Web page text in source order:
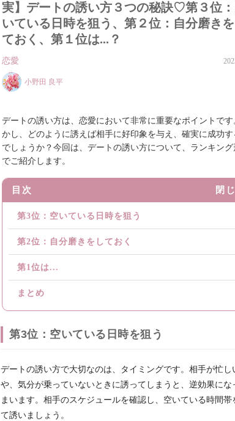
実】デートの誘い方３つの秘訣♡第３位
いている日時を狙う、第２位：自分磨き
ておく、第１位は...？
恋愛
小野田 良平
デートの誘い方は、恋愛において非常に重要なポイントです
かし、どのように誘えば相手に好印象を与え、確実に成功す
でしょうか？今回は、デートの誘い方について、ランキング
でご紹介します。
目次 閉
第3位：空いている日時を狙う
第2位：自分磨きをしておく
第1位は...
まとめ
第3位：空いている日時を狙う
デートの誘い方で大切なのは、タイミングです。相手が忙し
や、気分が乗っていないときに誘ってしまうと、逆効果にな
まいます。相手のスケジュールを確認し、空いている時間帯
て誘いましょう。